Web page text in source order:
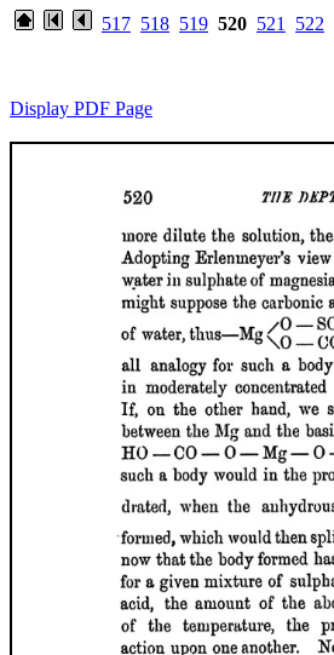
517 518 519 520 521 522
Display PDF Page